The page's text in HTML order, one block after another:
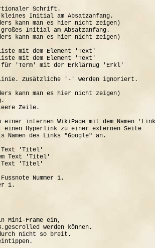
Schrift.
Initial am Absatzanfang.
kann man es hier nicht zeigen)
Initial am Absatzanfang.
kann man es hier nicht zeigen)
mit dem Element 'Text'
mit dem Element 'Text'
'Term' mit der Erklärnug 'Erkl'
Zusätzliche '-' werden ignoriert.
kann man es hier nicht zeigen)
Zeile.
internen WikiPage mit dem Namen
Hyperlink zu einer externen Seite
des Links "Google" an.
Text 'Titel'
Text 'Titel'
Text 'Titel'
Nummer 1.
1.
Frame ein,
werden können.
nicht so breit.